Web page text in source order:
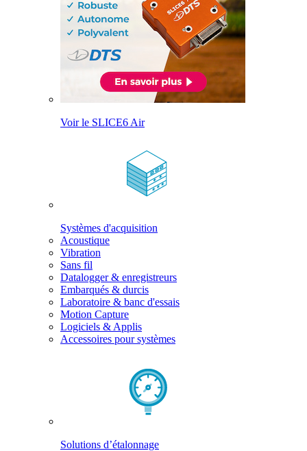
Voir le SLICE6 Air
Systèmes d'acquisition
Acoustique
Vibration
Sans fil
Datalogger & enregistreurs
Embarqués & durcis
Laboratoire & banc d'essais
Motion Capture
Logiciels & Applis
Accessoires pour systèmes
Solutions d’étalonnage